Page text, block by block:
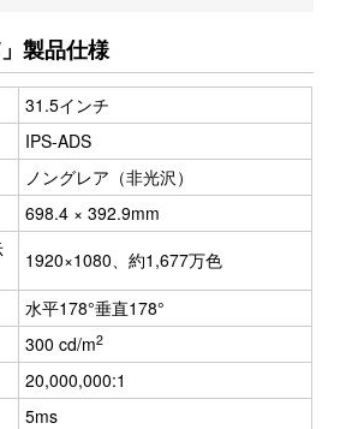
製品仕様
31.5インチ
IPS-ADS
ノングレア（非光沢）
698.4 × 392.9mm
1920×1080、約1,677万色
水平178°垂直178°
300 cd/m2
20,000,000:1
5ms